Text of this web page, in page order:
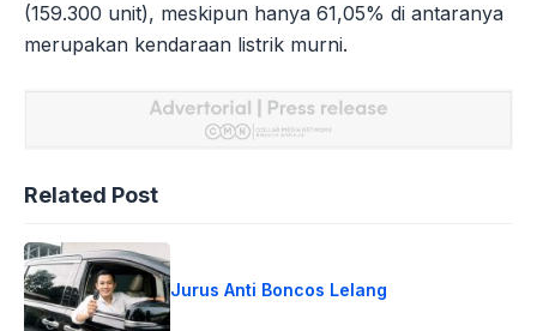
(159.300 unit), meskipun hanya 61,05% di antaranya
merupakan kendaraan listrik murni.
Related Post
Jurus Anti Boncos Lelang